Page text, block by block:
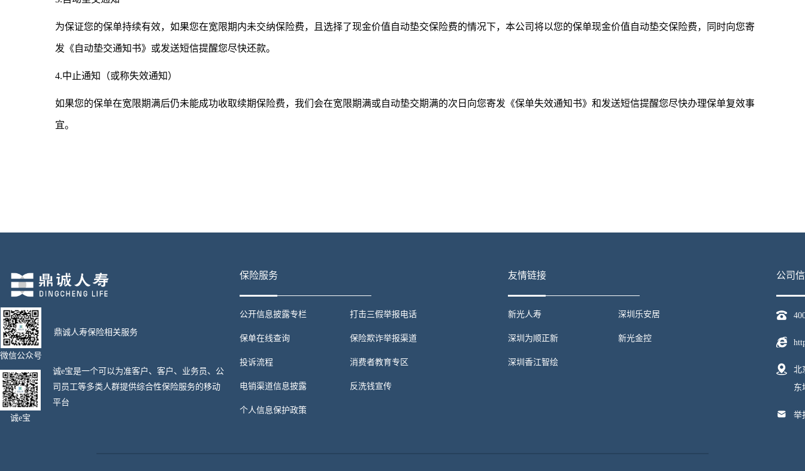
为保证您的保单持续有效，如果您在宽限期内未交纳保险费，且选择了现金价值自动垫交保险费的情况下，本公司将以您的保单现金价值自动垫交保险费，同时向您寄
发《自动垫交通知书》或发送短信提醒您尽快还款。
4.中止通知（或称失效通知）
如果您的保单在宽限期满后仍未能成功收取续期保险费，我们会在宽限期满或自动垫交期满的次日向您寄发《保单失效通知书》和发送短信提醒您尽快办理保单复效事
宜。
微信公众号
鼎诚人寿保险相关服务
诚e宝
诚e宝是一个可以为准客户、客户、业务员、公
司员工等多类人群提供综合性保险服务的移动
平台
保险服务
公开信息披露专栏
保单在线查询
投诉流程
电销渠道信息披露
个人信息保护政策
打击三假举报电话
保险欺诈举报渠道
消费者教育专区
反洗钱宣传
友情链接
新光人寿
深圳为顺正新
深圳香江智绘
深圳乐安居
新光金控
公司
北
东
举